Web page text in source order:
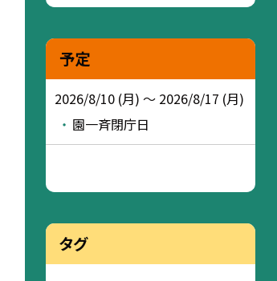
予定
2026/8/10 (月) ～ 2026/8/17 (月)
園一斉閉庁日
タグ